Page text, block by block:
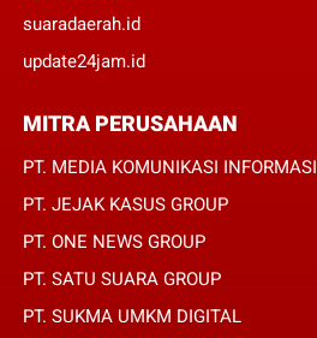
suaradaerah.id
update24jam.id
MITRA PERUSAHAAN
PT. MEDIA KOMUNIKASI INFORMASI
PT. JEJAK KASUS GROUP
PT. ONE NEWS GROUP
PT. SATU SUARA GROUP
PT. SUKMA UMKM DIGITAL